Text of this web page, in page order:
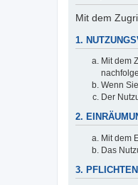
Mit dem
1.
Mit dem
Wenn
Der
2.
Mit dem
Das
3.